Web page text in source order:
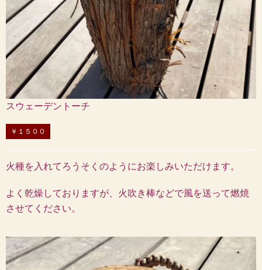
スウェーデントーチ
￥１５００
火種を入れてろうそくのようにお楽しみいただけます。
よく乾燥しておりますが、火吹き棒などで風を送って燃焼
させてください。